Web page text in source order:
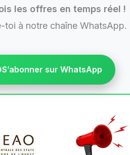
les offres en temps réel !
toi à notre chaîne WhatsApp.
S’abonner sur WhatsApp